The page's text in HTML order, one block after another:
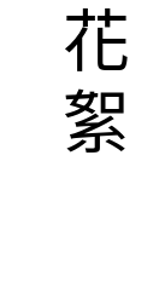
花
絮